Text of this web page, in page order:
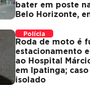
bater em poste
Belo Horizonte,
Polícia
Roda de moto é
estacionamento
ao Hospital
em Ipatinga; caso
isolado